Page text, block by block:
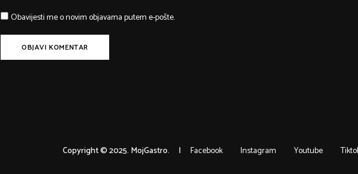
Obavijesti me o novim objavama putem e-pošte.
Facebook Instagram Youtube
Copyright © 2025. MojGastro.